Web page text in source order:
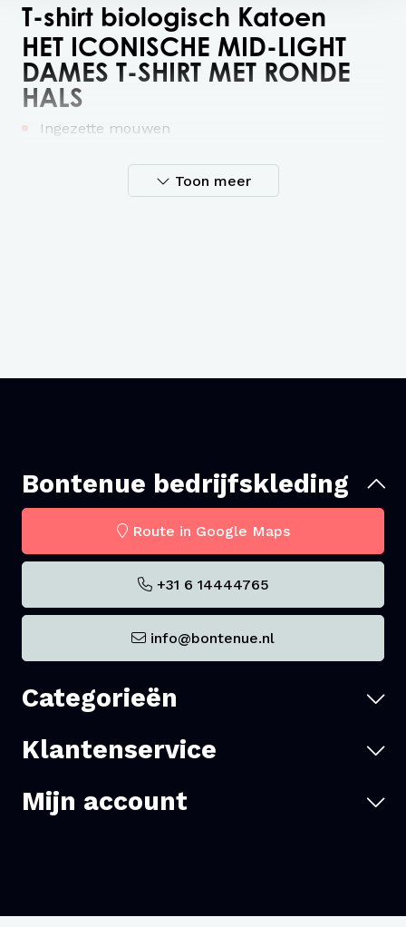
T-shirt biologisch Katoen
HET ICONISCHE MID-LIGHT
DAMES T-SHIRT MET RONDE
HALS
Ingezette mouwen
Binnenste nekband in dezelfde stof
Smalle dubbelnaald topstitch aan mouwboord
Toon meer
Bontenue bedrijfskleding
Route in Google Maps
+31 6 14444765
info@bontenue.nl
Categorieën
Klantenservice
Mijn account